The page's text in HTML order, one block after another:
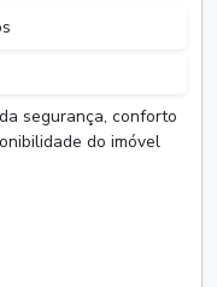
segurança, conforto
do imóvel